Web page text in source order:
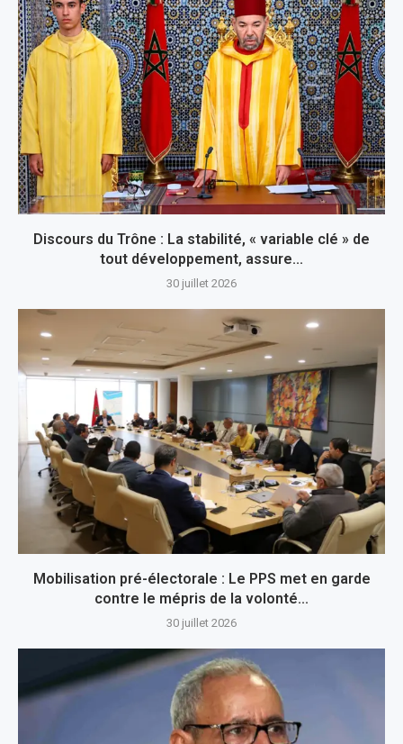
Discours du Trône : La stabilité, « variable clé » de
tout développement, assure...
30 juillet 2026
Mobilisation pré-électorale : Le PPS met en garde
contre le mépris de la volonté...
30 juillet 2026